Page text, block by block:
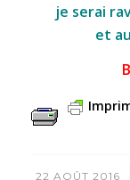
je serai
et
22 AOÛT 2016
/